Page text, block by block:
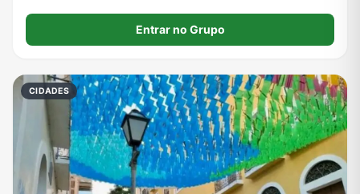
Entrar no Grupo
CIDADES